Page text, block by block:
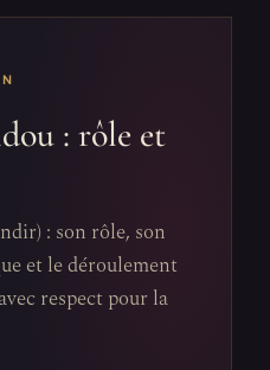
: rôle et
: son rôle, son
et le déroulement
respect pour la